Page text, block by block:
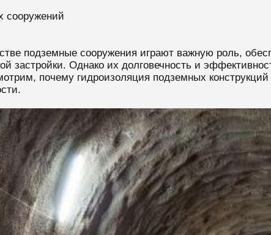
сооружений
подземные сооружения играют важную роль,
застройки. Однако их долговечность и
почему гидроизоляция подземных